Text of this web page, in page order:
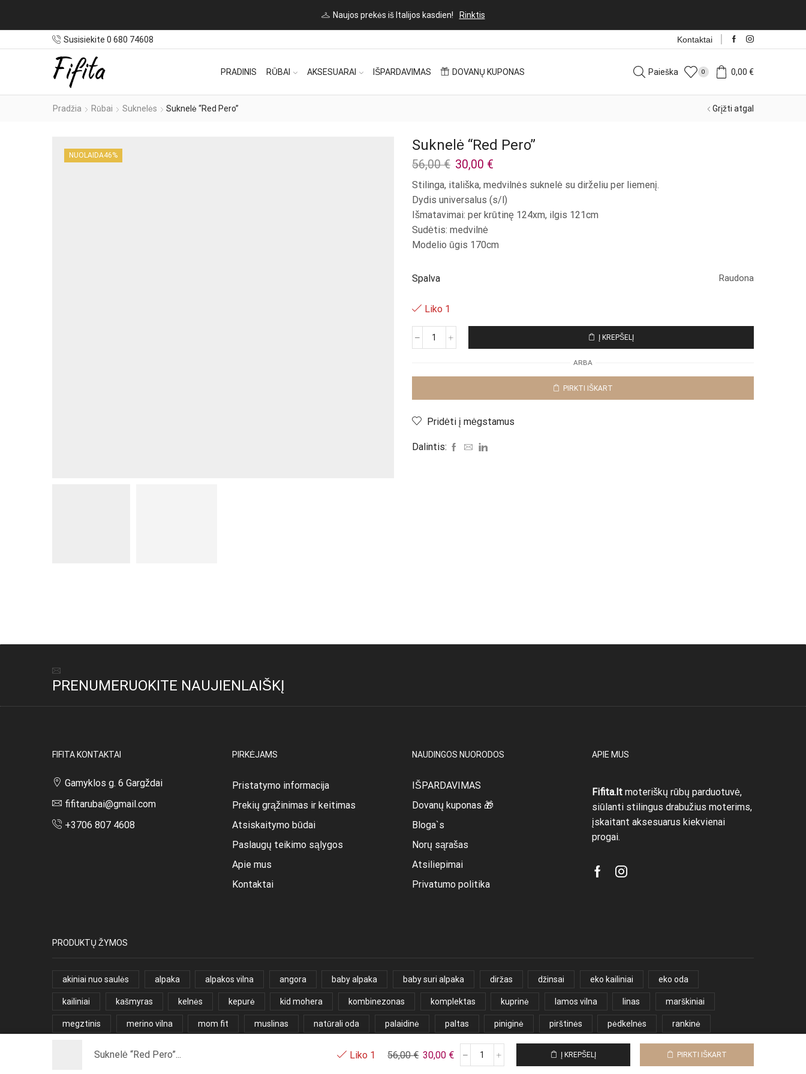
Naujos prekės iš Italijos kasdien! Rinktis
Susisiekite 0 680 74608 Kontaktai
PRADINIS RŪBAI AKSESUARAI IŠPARDAVIMAS DOVANŲ KUPONAS Paieška 0 0,00 €
Pradžia Rūbai Suknelės Suknelė “Red Pero” Grįžti atgal
NUOLAIDA46%
Suknelė “Red Pero”
56,00€ Original
price
was:
56,00 €.
30,00 €
price
is:
30,00 €.
Stilinga, itališka, medvilnės suknelė su dirželiu per liemenį.
Dydis universalus (s/l)
Išmatavimai: per krūtinę 124xm, ilgis 121cm
Sudėtis: medvilnė
Modelio ūgis 170cm
Spalva Raudona
Liko 1
produkto
"Red
Į KREPŠELĮ
ARBA
PIRKTI IŠKART
Pridėti į mėgstamus
Dalintis:
PRENUMERUOKITE NAUJIENLAIŠKĮ
FIFITA KONTAKTAI
Gamyklos g. 6 Gargždai
fifitarubai@gmail.com
+3706 807 4608
PIRKĖJAMS
Pristatymo informacija
Prekių grąžinimas ir keitimas
Atsiskaitymo būdai
Paslaugų teikimo sąlygos
Apie mus
Kontaktai
NAUDINGOS NUORODOS
IŠPARDAVIMAS
Dovanų kuponas 🎁
Bloga`s
Norų sąrašas
Atsiliepimai
Privatumo politika
APIE MUS
Fifita.lt moteriškų rūbų parduotuvė,
siūlanti stilingus drabužius moterims,
įskaitant aksesuarus kiekvienai
progai.
FacebookInstagram
PRODUKTŲ ŽYMOS
akiniai nuo saulės alpaka alpakos vilna angora baby alpaka baby suri alpaka diržas džinsai eko kailiniai eko oda
kailiniai kašmyras kelnės kepurė kid mohera kombinezonas komplektas kuprinė lamos vilna linas marškiniai
megztinis merino vilna mom fit muslinas natūrali oda palaidinė paltas piniginė pirštinės pėdkelnės rankinė
velvetas vilna vyriška palaidinė šalikas šortai
Suknelė “Red Pero”... 56,00€ Original price was: 56,00 €.
30,00 €Current price is: 30,00 €.
Liko 1
produkto
Į KREPŠELĮ PIRKTI IŠKART